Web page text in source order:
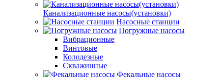
Канализационные насосы(установки)
Насосные станции
Погружные насосы
Вибрационные
Винтовые
Колодезные
Скважинные
Фекальные насосы